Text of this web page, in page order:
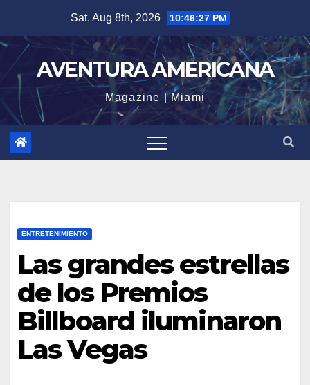
content
Sat. Aug 8th, 2026 10:46:28 PM
AVENTURA AMERICANA
Magazine | Miami
ENTRETENIMIENTO
Las grandes estrellas
de los Premios
Billboard iluminaron
Las Vegas